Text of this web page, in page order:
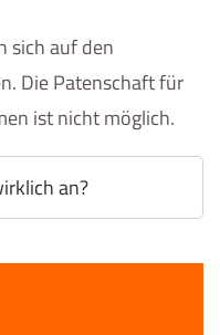
sich auf den
Die Patenschaft für
ist nicht möglich.
an?